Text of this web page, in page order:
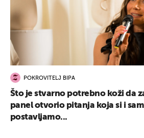
POKROVITELJ BIPA
Što je stvarno potrebno koži da
panel otvorio pitanja koja si i
postavljamo...